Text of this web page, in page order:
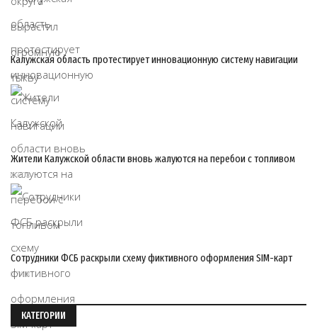
Калужская область протестирует инновационную систему навигации
07/08
Жители Калужской области вновь жалуются на перебои с топливом
07/08
Сотрудники ФСБ раскрыли схему фиктивного оформления SIM-карт
07/08
КАТЕГОРИИ